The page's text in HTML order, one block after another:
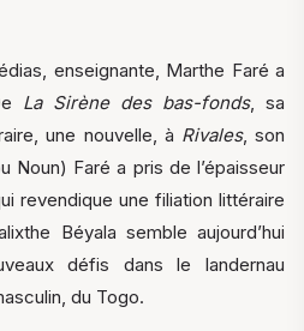
enseignante, Marthe Faré a
La Sirène des bas-fonds, sa
une nouvelle, à Rivales, son
Noun) Faré a pris de l’épaisseur
revendique une filiation littéraire
Béyala semble aujourd’hui
défis dans le landernau
du Togo.